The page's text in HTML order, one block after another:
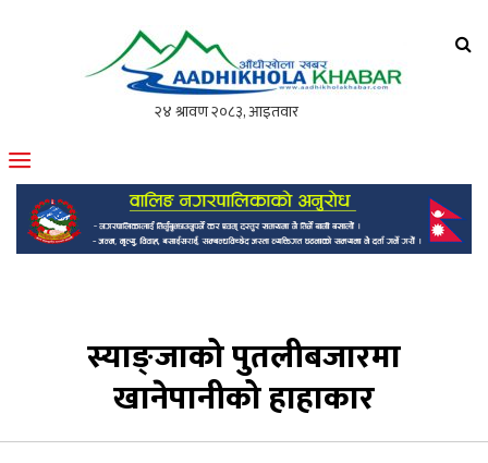
मोफसलकै लोकप्रिय अनलाइन पत्रिका
स्याङ्जाको पुतलीबजारमा
खानेपानीको हाहाकार